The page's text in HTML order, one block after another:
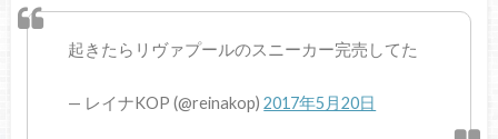
起きたらリヴァプールのスニーカー完売してた
— レイナKOP (@reinakop)2017年5月20日